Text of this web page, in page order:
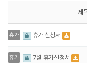
제
휴가 휴가 신청서
휴가 7월 휴가신청서